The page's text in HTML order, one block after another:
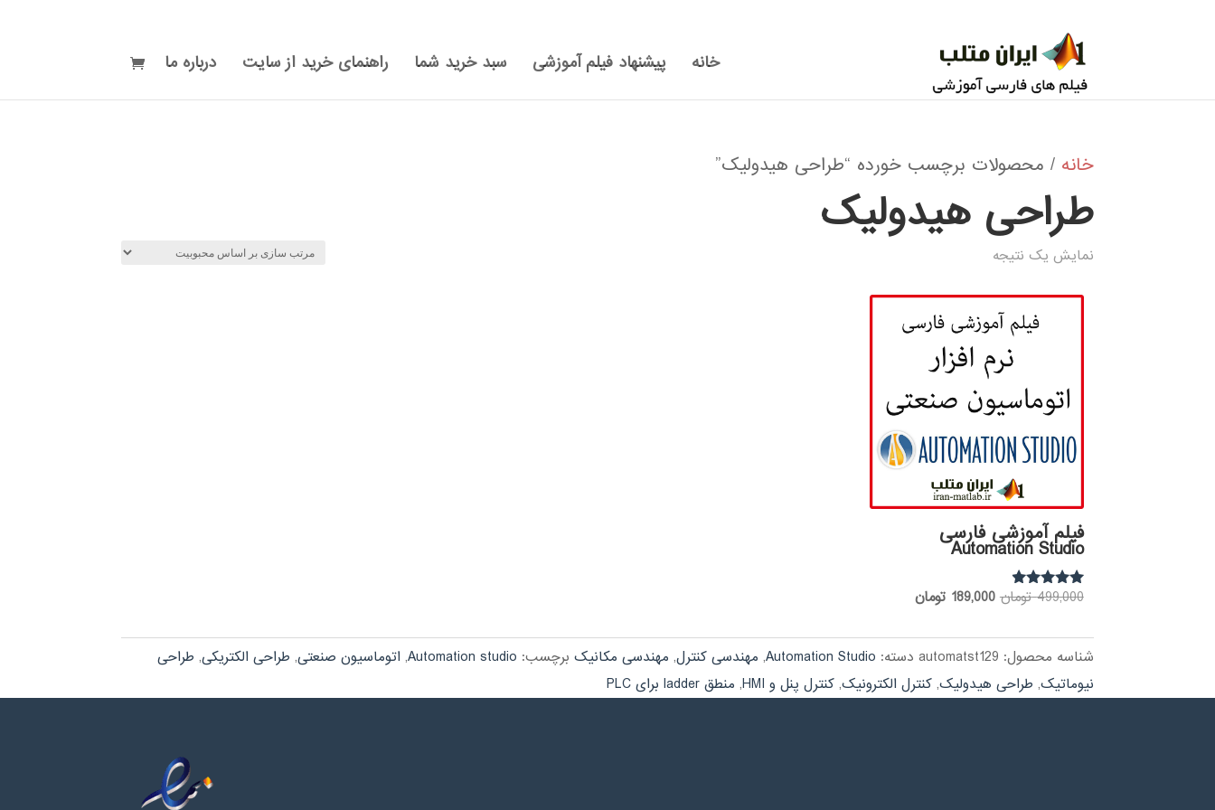
خانه پیشنهاد فیلم آموزشی سبد خرید شما راهنمای خرید از سایت درباره ما
خانه / محصولات برچسب خورده “طراحی هیدولیک”
طراحی هیدولیک
نمایش یک نتیجه
فیلم آموزشی فارسی
Automation Studio
نمره
499,000 تومان قیمت
499,000 تومان
بود.
189,000 تومان
189,000 تومان.
شناسه محصول: automatst129 دسته: Automation Studio
, مهندسی کنترل, مهندسی مکانیک برچسب: Automation studio
, اتوماسیون صنعتی, طراحی الکتریکی, طراحی
نیوماتیک, طراحی هیدولیک,کنترل الکترونیک,کنترل پنل و HMI , منطق ladder برای PLC